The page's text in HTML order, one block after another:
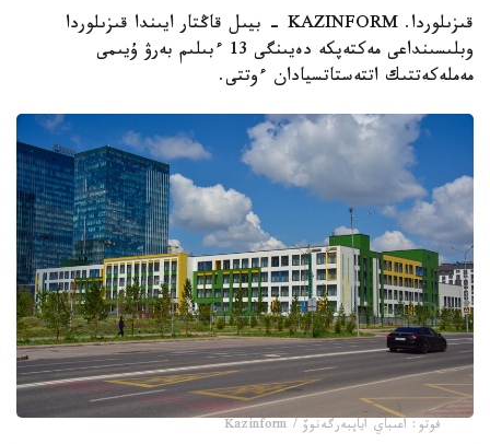
قىزىلوردا. KAZINFORM - بيىل قاڭتار ايىندا قىزىلوردا
وبلىسىنداعى مەكتەپكە دەيىنگى 13 ءبىلىم بەرۋ ۇيىمى
مەملەكەتتىك اتتەستاتسيادان ءوتتى.
فوتو: اعىباي اياپبەرگەنوۆ / Kazinform